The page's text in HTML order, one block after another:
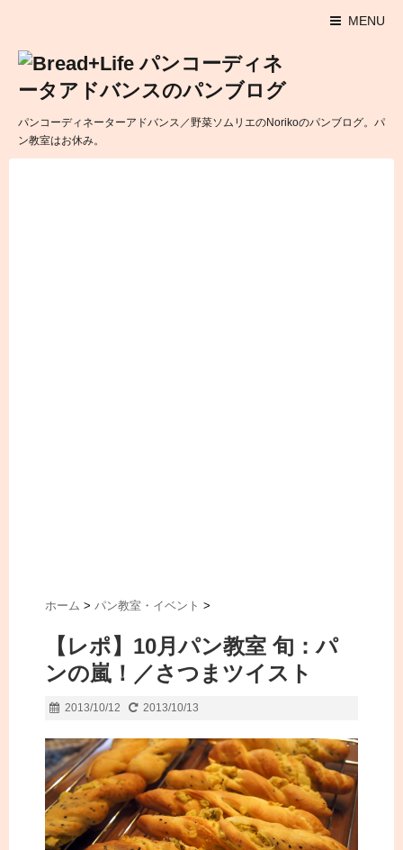
MENU
パンコーディネーターアドバンス／野菜ソムリエのNorikoのパンブログ。パ
ン教室はお休み。
ホーム > パン教室・イベント >
【レポ】10月パン教室 旬：パ
ンの嵐！／さつまツイスト
2013/10/12 2013/10/13